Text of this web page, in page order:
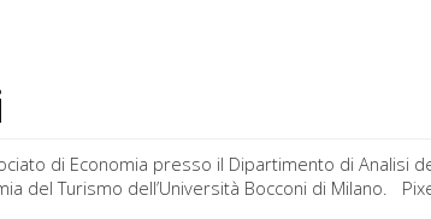
di Economia presso il Dipartimento di Analisi
del Turismo dell’Università Bocconi di Milano.